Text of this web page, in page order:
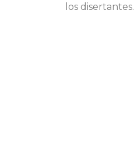
los disertantes.